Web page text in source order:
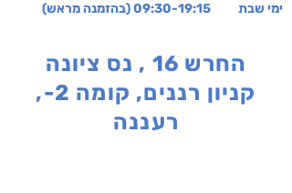
ימי שבת 09:30-19:15 (בהזמנה מראש)
החרש 16 , נס ציונה
קניון רננים, קומה 2-,
רעננה